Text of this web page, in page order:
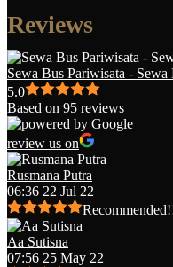
Reviews
Sewa Bus Pariwisata -
5.0
Based on 95 reviews
review us on
Rusmana Putra
06:36 22 Jul 22
Aa Sutisna
07:56 25 May 22